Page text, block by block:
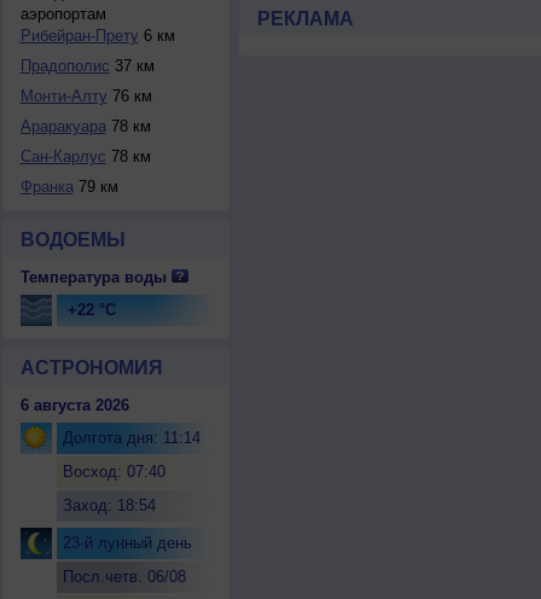
аэропортам
Рибейран-Прету 6 км
Прадополис 37 км
Монти-Алту 76 км
Араракуара78 км
Сан-Карлус 78 км
Франка79 км
ВОДОЕМЫ
Температура воды
+22 °C
АСТРОНОМИЯ
6 августа 2026
Долгота дня: 11:14
Восход: 07:40
Заход: 18:54
23-й лунный день
Посл.четв. 06/08
РЕКЛАМА